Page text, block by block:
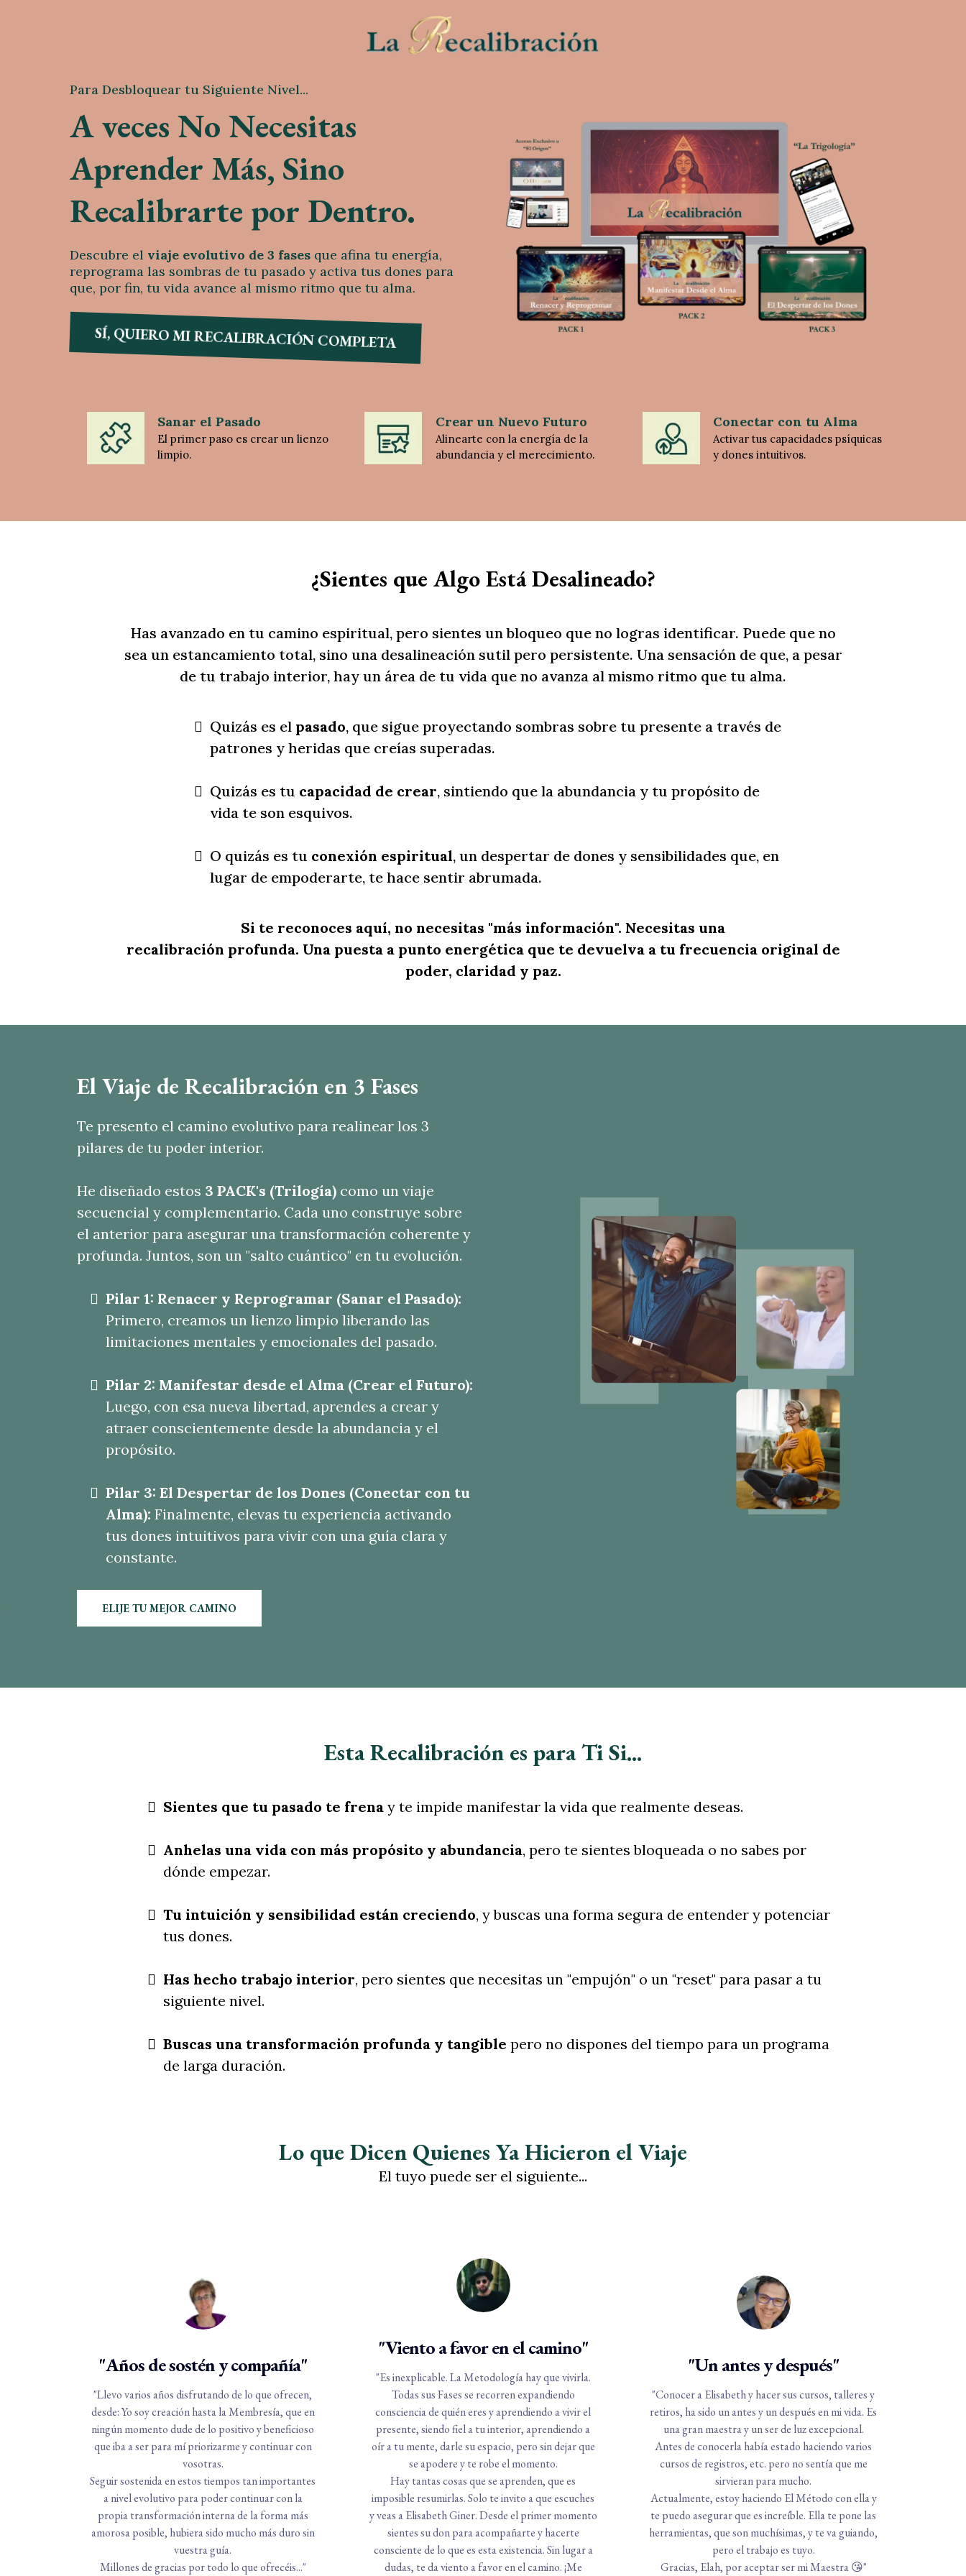
Para Desbloquear tu Siguiente Nivel...
A veces No Necesitas
Aprender Más, Sino
Recalibrarte por Dentro.
Descubre el viaje evolutivo de 3 fases que afina tu energía,
reprograma las sombras de tu pasado y activa tus dones para
que, por fin, tu vida avance al mismo ritmo que tu alma.
SÍ, QUIERO MI RECALIBRACIÓN COMPLETA
Sanar el Pasado
El primer paso es crear un lienzo
limpio.
Crear un Nuevo Futuro
Alinearte con la energía de la
abundancia y el merecimiento.
Conectar con tu Alma
Activar tus capacidades psíquicas
y dones intuitivos.
¿Sientes que Algo Está Desalineado?
Has avanzado en tu camino espiritual, pero sientes un bloqueo que no logras identificar. Puede que no
sea un estancamiento total, sino una desalineación sutil pero persistente. Una sensación de que, a pesar
de tu trabajo interior, hay un área de tu vida que no avanza al mismo ritmo que tu alma.
Quizás es el pasado, que sigue proyectando sombras sobre tu presente a través de
patrones y heridas que creías superadas.
Quizás es tu capacidad de crear, sintiendo que la abundancia y tu propósito de
vida te son esquivos.
O quizás es tu conexión espiritual, un despertar de dones y sensibilidades que, en
lugar de empoderarte, te hace sentir abrumada.
Si te reconoces aquí, no necesitas "más información". Necesitas una
recalibración profunda. Una puesta a punto energética que te devuelva a tu frecuencia original de
poder, claridad y paz.
El Viaje de Recalibración en 3 Fases
Te presento el camino evolutivo para realinear los 3
pilares de tu poder interior.
He diseñado estos 3 PACK's (Trilogía) como un viaje
secuencial y complementario. Cada uno construye sobre
el anterior para asegurar una transformación coherente y
profunda. Juntos, son un "salto cuántico" en tu evolución.
Pilar 1: Renacer y Reprogramar (Sanar el Pasado):
Primero, creamos un lienzo limpio liberando las
limitaciones mentales y emocionales del pasado.
Pilar 2: Manifestar desde el Alma (Crear el Futuro):
Luego, con esa nueva libertad, aprendes a crear y
atraer conscientemente desde la abundancia y el
propósito.
Pilar 3: El Despertar de los Dones (Conectar con tu
Alma): Finalmente, elevas tu experiencia activando
tus dones intuitivos para vivir con una guía clara y
constante.
ELIJE TU MEJOR CAMINO
Esta Recalibración es para Ti Si...
Sientes que tu pasado te frena y te impide manifestar la vida que realmente deseas.
Anhelas una vida con más propósito y abundancia, pero te sientes bloqueada o no sabes por
dónde empezar.
Tu intuición y sensibilidad están creciendo, y buscas una forma segura de entender y potenciar
tus dones.
Has hecho trabajo interior, pero sientes que necesitas un "empujón" o un "reset" para pasar a tu
siguiente nivel.
Buscas una transformación profunda y tangible pero no dispones del tiempo para un programa
de larga duración.
Lo que Dicen Quienes Ya Hicieron el Viaje
El tuyo puede ser el siguiente...
"Años de sostén y compañía"
"Llevo varios años disfrutando de lo que ofrecen,
desde: Yo soy creación hasta la Membresía, que en
ningún momento dude de lo positivo y beneficioso
que iba a ser para mí priorizarme y continuar con
vosotras.
Seguir sostenida en estos tiempos tan importantes
a nivel evolutivo para poder continuar con la
propia transformación interna de la forma más
amorosa posible, hubiera sido mucho más duro sin
vuestra guía.
Millones de gracias por todo lo que ofrecéis..."
"Viento a favor en el camino"
"Es inexplicable. La Metodología hay que vivirla.
Todas sus Fases se recorren expandiendo
consciencia de quién eres y aprendiendo a vivir el
presente, siendo fiel a tu interior, aprendiendo a
oír a tu mente, darle su espacio, pero sin dejar que
se apodere y te robe el momento.
Hay tantas cosas que se aprenden, que es
imposible resumirlas. Solo te invito a que escuches
y veas a Elisabeth Giner. Desde el primer momento
sientes su don para acompañarte y hacerte
consciente de lo que es esta existencia. Sin lugar a
dudas, te da viento a favor en el camino. ¡Me
"Un antes y después"
"Conocer a Elisabeth y hacer sus cursos, talleres y
retiros, ha sido un antes y un después en mi vida. Es
una gran maestra y un ser de luz excepcional.
Antes de conocerla había estado haciendo varios
cursos de registros, etc. pero no sentía que me
sirvieran para mucho.
Actualmente, estoy haciendo El Método con ella y
te puedo asegurar que es increíble. Ella te pone las
herramientas, que son muchísimas, y te va guiando,
pero el trabajo es tuyo.
Gracias, Elah, por aceptar ser mi Maestra 😘"